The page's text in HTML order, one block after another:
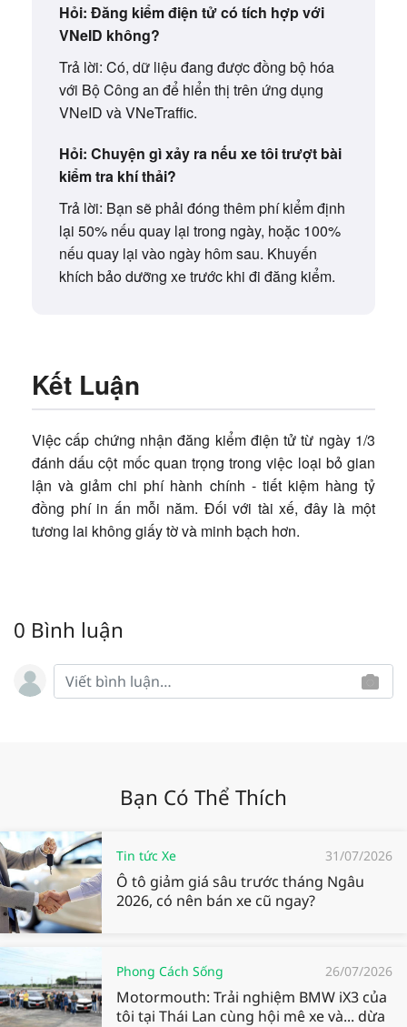
Hỏi: Đăng kiểm điện tử có tích hợp với
VNeID không?
Trả lời: Có, dữ liệu đang được đồng bộ hóa
với Bộ Công an để hiển thị trên ứng dụng
VNeID và VNeTraffic.
Hỏi: Chuyện gì xảy ra nếu xe tôi trượt bài
kiểm tra khí thải?
Trả lời: Bạn sẽ phải đóng thêm phí kiểm định
lại 50% nếu quay lại trong ngày, hoặc 100%
nếu quay lại vào ngày hôm sau. Khuyến
khích bảo dưỡng xe trước khi đi đăng kiểm.
Kết Luận
Việc cấp chứng nhận đăng kiểm điện tử từ ngày 1/3
đánh dấu cột mốc quan trọng trong việc loại bỏ gian
lận và giảm chi phí hành chính - tiết kiệm hàng tỷ
đồng phí in ấn mỗi năm. Đối với tài xế, đây là một
tương lai không giấy tờ và minh bạch hơn.
0 Bình luận
Bạn Có Thể Thích
Tin tức Xe 31/07/2026
Ô tô giảm giá sâu trước tháng Ngâu
2026, có nên bán xe cũ ngay?
Phong Cách Sống 26/07/2026
Motormouth: Trải nghiệm BMW iX3 của
tôi tại Thái Lan cùng hội mê xe và... dừa